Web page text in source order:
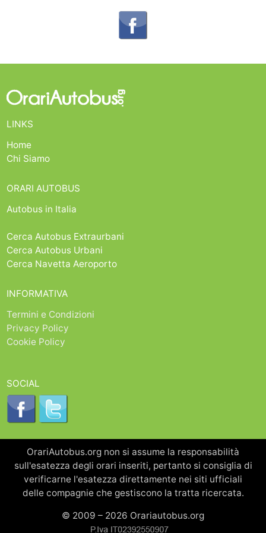
LINKS
Home
Chi Siamo
ORARI AUTOBUS
Autobus in Italia
Cerca Autobus Extraurbani
Cerca Autobus Urbani
Cerca Navetta Aeroporto
INFORMATIVA
Termini e Condizioni
Privacy Policy
Cookie Policy
SOCIAL
OrariAutobus.org non si assume la responsabilità
sull'esatezza degli orari inseriti, pertanto si consiglia di
verificarne l'esatezza direttamente nei siti ufficiali
delle compagnie che gestiscono la tratta ricercata.
© 2009 – 2026 Orariautobus.org